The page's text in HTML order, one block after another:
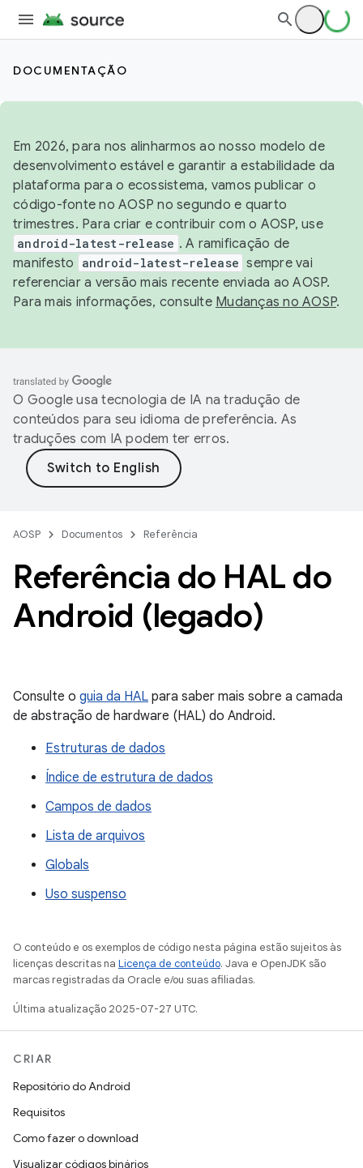
DOCUMENTAÇÃO
Em 2026, para nos alinharmos ao nosso modelo de
desenvolvimento estável e garantir a estabilidade da
plataforma para o ecossistema, vamos publicar o
código-fonte no AOSP no segundo e quarto
trimestres. Para criar e contribuir com o AOSP, use
android-latest-release . A ramificação de
manifesto
android-latest-release sempre vai
referenciar a versão mais recente enviada ao AOSP.
Para mais informações, consulte Mudanças no AOSP.
O Google usa tecnologia de IA na tradução de
conteúdos para seu idioma de preferência. As
traduções com IA podem ter erros.
AOSP Documentos Referência
Referência do HAL do
Android (legado)
Consulte o guia da HAL para saber mais sobre a camada
de abstração de hardware (HAL) do Android.
Estruturas de dados
Índice de estrutura de dados
Campos de dados
Lista de arquivos
Globals
Uso suspenso
O conteúdo e os exemplos de código nesta página estão sujeitos às
licenças descritas na Licença de conteúdo. Java e OpenJDK são
marcas registradas da Oracle e/ou suas afiliadas.
Última atualização 2025-07-27 UTC.
CRIAR
Repositório do Android
Requisitos
Como fazer o download
Visualizar códigos binários